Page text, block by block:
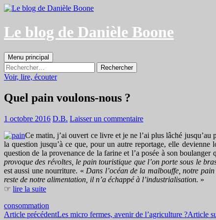
Aller
contenu
Le blog de Danièle Boone
Recherche
Menu principal
Rechercher :
Voir, lire, écouter
Quel pain voulons-nous ?
1 octobre 2016 D.B. Laisser un commentaire
Ce matin, j’ai ouvert ce livre et je ne l’ai plus lâché
la question jusqu’à ce que, pour un autre reportage, elle
question de la provenance de la farine et l’a posée à son
provoque des révoltes, le pain touristique que l’on porte sous le
est aussi une nourriture. « Dans l’océan de la malbouffe, notre
reste de notre alimentation, il n’a échappé à l’industrialisation. »
☞ lire la suite
consommation
Navigation
Article précédentLes micro fermes, avenir de l’agriculture ?Article